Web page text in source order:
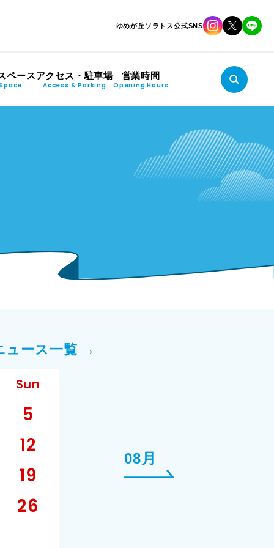
ゆめが丘ソラトス公式SNS
ペースアクセス・駐車場
Access & Parking
営業時間
Opening Hours
ュース一覧 →
Sun
5
12
19
26
08月